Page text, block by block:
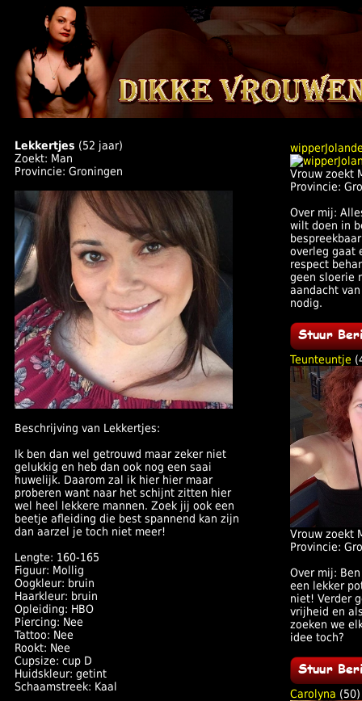
Lekkertjes (52 jaar)
Zoekt: Man
Provincie: Groningen
Beschrijving van Lekkertjes:
Ik ben dan wel getrouwd maar zeker niet
gelukkig en heb dan ook nog een saai
huwelijk. Daarom zal ik hier hier maar
proberen want naar het schijnt zitten hier
wel heel lekkere mannen. Zoek jij ook een
beetje afleiding die best spannend kan zijn
dan aarzel je toch niet meer!
Lengte: 160-165
Figuur: Mollig
Oogkleur: bruin
Haarkleur: bruin
Opleiding: HBO
Piercing: Nee
Tattoo: Nee
Rookt: Nee
Cupsize: cup D
Huidskleur: getint
Schaamstreek: Kaal
Vrouw zoekt
Provincie:
Over mij:
wilt doen in
overleg gaat
respect
geen sloerie
aandacht
nodig.
Teunteuntje
Vrouw zoekt
Provincie:
Over mij:
een lekker
niet! Verder
vrijheid en
zoeken we
idee toch?
Carolyna (50)